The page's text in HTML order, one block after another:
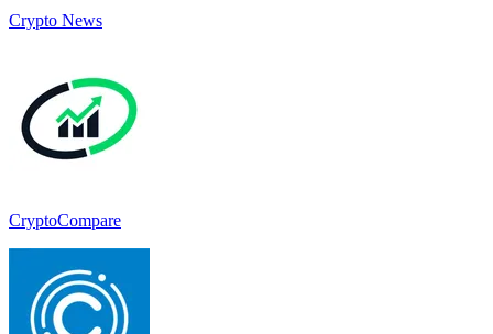
Crypto News
CryptoCompare